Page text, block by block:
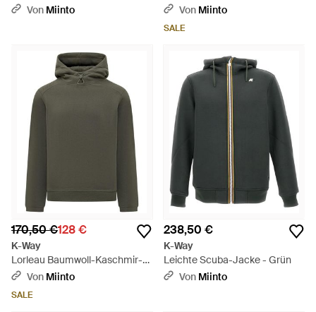
BlauVon Miinto
Hoodie - Blau
Von Miinto
SALE
170,50 €128 €
K-Way
Lorleau Baumwoll-Kaschmir-
Hoodie - Grün
Von Miinto
SALE
238,50 €
K-Way
Leichte Scuba-Jacke - Grün
Von Miinto